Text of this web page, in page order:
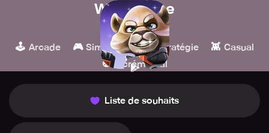
Wild Space
Hoorah Games
🕹️ Arcade 🎮 Simulation 🏰 Stratégie 👾 Casual
🍪 Incrémental
Liste de souhaits